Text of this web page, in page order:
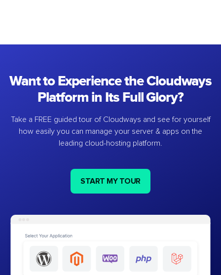
Want to Experience the Cloudways
Platform in Its Full Glory?
Take a FREE guided tour of Cloudways and see for yourself
how easily you can manage your server & apps on the
leading cloud-hosting platform.
START MY TOUR